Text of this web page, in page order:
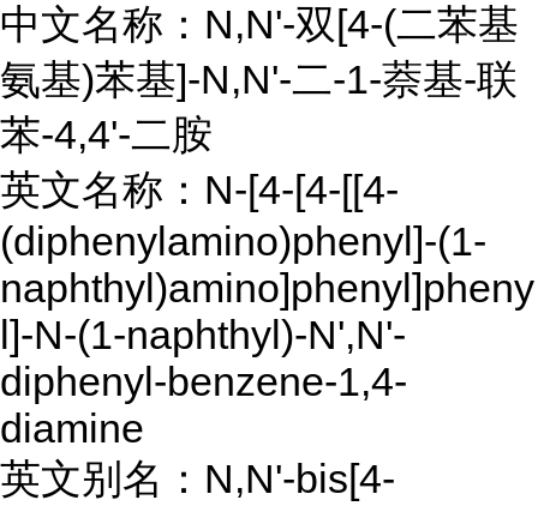
中文名称：N,N'-双[4-(二苯基
氨基)苯基]-N,N'-二-1-萘基-联
苯-4,4'-二胺
英文名称：N-[4-[4-[[4-
(diphenylamino)phenyl]-(1-
naphthyl)amino]phenyl]pheny
l]-N-(1-naphthyl)-N',N'-
diphenyl-benzene-1,4-
diamine
英文别名：N,N'-bis[4-